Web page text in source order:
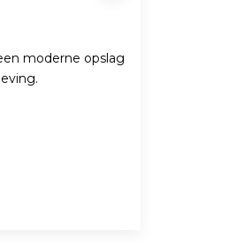
moderne opslag